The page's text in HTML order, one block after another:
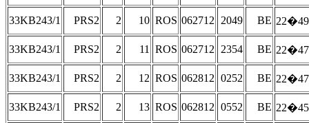
33KB243/1 PRS2 2 10 ROS 062712 2049 BE
33KB243/1 PRS2 2 11 ROS 062712 2354 BE
33KB243/1 PRS2 2 12 ROS 062812 0252 BE
33KB243/1 PRS2 2 13 ROS 062812 0552 BE